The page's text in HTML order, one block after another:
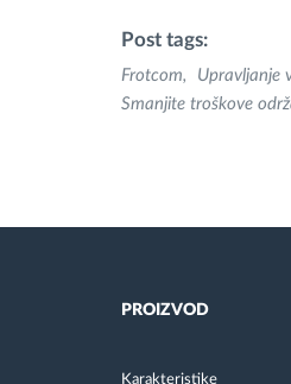
Post tags:
Frotcom Upravljanje
Smanjite troškove
PROIZVOD
Karakteristike